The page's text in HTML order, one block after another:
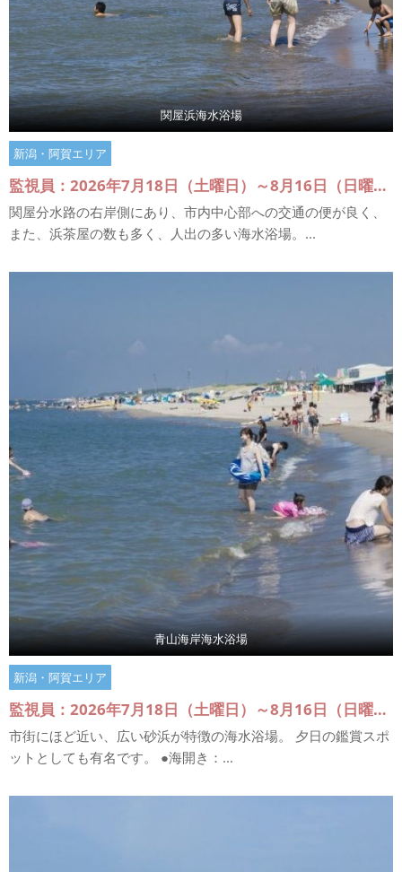
関屋浜海水浴場
新潟・阿賀エリア
監視員：2026年7月18日（土曜日）～8月16日（日曜日）
関屋分水路の右岸側にあり、市内中心部への交通の便が良く、
また、浜茶屋の数も多く、人出の多い海水浴場。...
青山海岸海水浴場
新潟・阿賀エリア
監視員：2026年7月18日（土曜日）～8月16日（日曜日）
市街にほど近い、広い砂浜が特徴の海水浴場。 夕日の鑑賞スポ
ットとしても有名です。 ●海開き：...